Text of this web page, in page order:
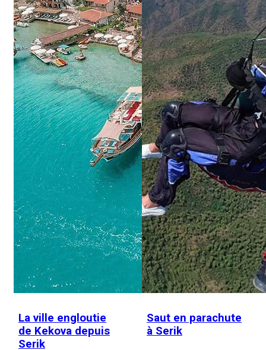
La ville engloutie
de Kekova depuis
Serik
Saut en parachute
à Serik